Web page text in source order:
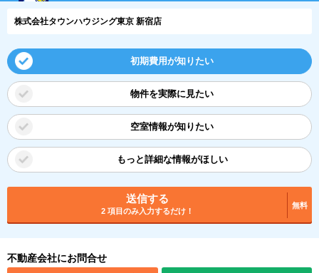
株式会社タウンハウジング東京 新宿店
初期費用が知りたい
物件を実際に見たい
空室情報が知りたい
もっと詳細な情報がほしい
送信する
2 項目のみ入力するだけ！
無料
不動産会社にお問合せ